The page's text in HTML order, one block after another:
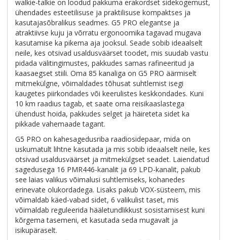
walkie-talkie on loodud pakkuma erakordset sidekogemust,
ühendades esteetilisuse ja praktilisuse kompaktses ja
kasutajasõbralikus seadmes. G5 PRO elegantse ja
atraktiivse kuju ja võrratu ergonoomika tagavad mugava
kasutamise ka pikema aja jooksul. Seade sobib ideaalselt
neile, kes otsivad usaldusväärset toodet, mis suudab vastu
pidada välitingimustes, pakkudes samas rafineeritud ja
kaasaegset stiili. Oma 85 kanaliga on G5 PRO äärmiselt
mitmekülgne, võimaldades tõhusat suhtlemist isegi
kaugetes piirkondades või keerulistes keskkondades. Kuni
10 km raadius tagab, et saate oma reisikaaslastega
ühendust hoida, pakkudes selget ja häireteta sidet ka
pikkade vahemaade tagant.
G5 PRO on kahesagedusriba raadiosidepaar, mida on
uskumatult lihtne kasutada ja mis sobib ideaalselt neile, kes
otsivad usaldusväärset ja mitmekülgset seadet. Laiendatud
sagedusega 16 PMR446-kanalit ja 69 LPD-kanalit, pakub
see laias valikus võimalusi suhtlemiseks, kohanedes
erinevate olukordadega. Lisaks pakub VOX-süsteem, mis
võimaldab käed-vabad sidet, 6 valikulist taset, mis
võimaldab reguleerida hääletundlikkust sosistamisest kuni
kõrgema tasemeni, et kasutada seda mugavalt ja
isikupäraselt.